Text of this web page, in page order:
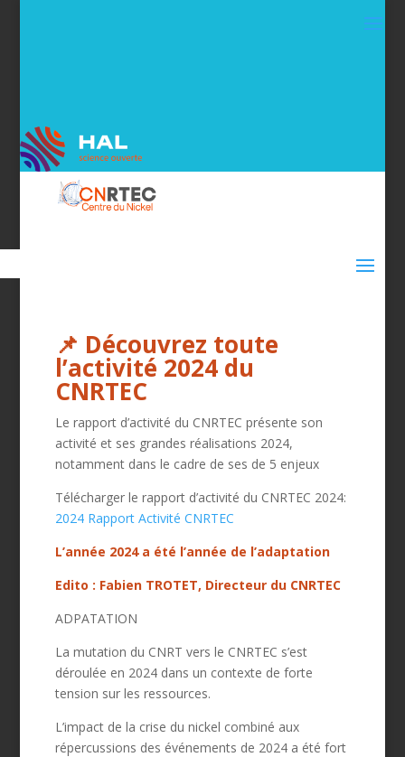
📌 Découvrez toute
l’activité 2024 du
CNRTEC
Le rapport d’activité du CNRTEC présente son
activité et ses grandes réalisations 2024,
notamment dans le cadre de ses de 5 enjeux
Télécharger le rapport d’activité du CNRTEC 2024:
2024 Rapport Activité CNRTEC
L’année 2024 a été l’année de l’adaptation
Edito : Fabien TROTET, Directeur du CNRTEC
ADPATATION
La mutation du CNRT vers le CNRTEC s’est
déroulée en 2024 dans un contexte de forte
tension sur les ressources.
L’impact de la crise du nickel combiné aux
répercussions des événements de 2024 a été fort